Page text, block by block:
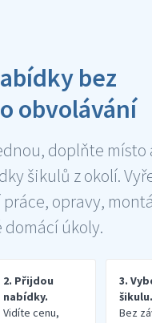
bez
obvolávání
doplňte místo
šikulů z okolí.
opravy,
úkoly.
2. Přijdou
nabídky.
Vidíte cenu,
3.
šikulu.
Bez